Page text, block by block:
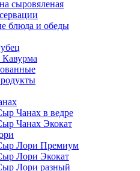
сыровяленая
блюда и обеды
Чанах в ведре
Чанах Экокат
Лори Премиум
Лори Экокат
Лори разный